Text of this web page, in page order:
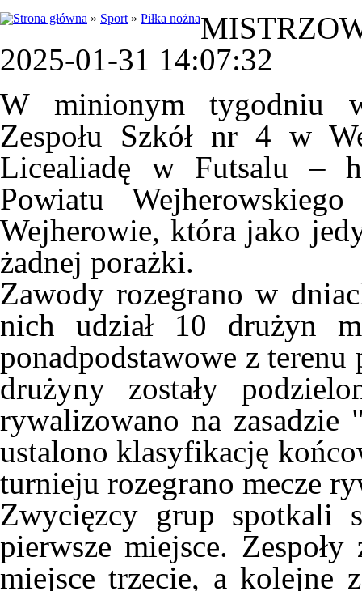
» Sport » Piłka nożna
2025-01-31 14:07:32
W minionym tygodniu
Zespołu Szkół nr 4 w
Licealiadę w Futsalu –
Powiatu
Wejherowie, która jako
żadnej porażki.
Zawody rozegrano w
nich udział 10 drużyn
ponadpodstawowe z
drużyny zostały
rywalizowano na
ustalono klasyfikację
turnieju rozegrano mecze
Zwycięzcy grup spotkali
pierwsze miejsce.
miejsce trzecie, a kolejne